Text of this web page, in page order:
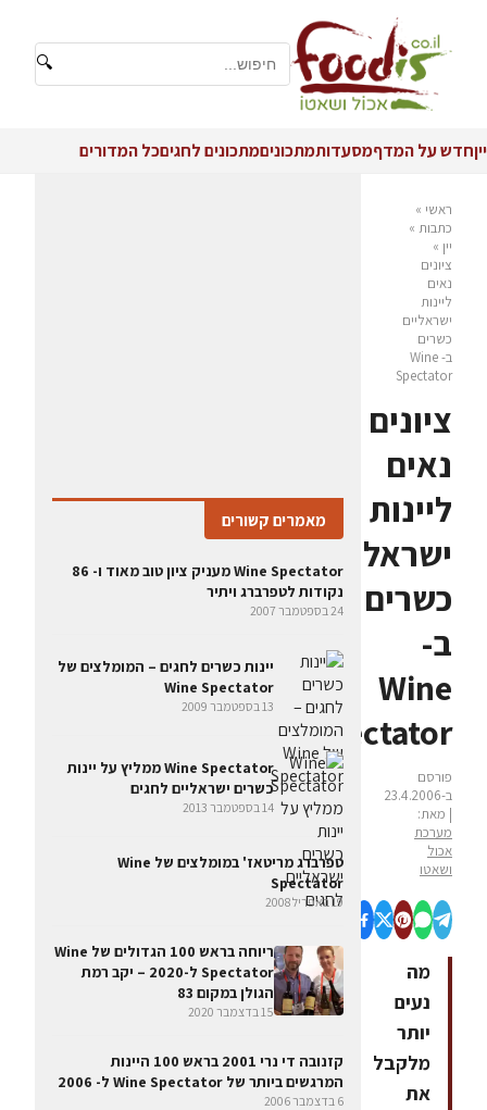
🔍
ייןחדש על המדףמסעדותמתכוניםמתכונים לחגיםכל המדורים
ראשי »
כתבות »
יין »
ציונים
נאים
ליינות
ישראליים
כשרים
ב- Wine
Spectator
ציונים
נאים
ליינות
ישראליים
כשרים
ב-
Wine
Spectator
פורסם
ב-23.4.2006
| מאת:
מערכת
אכול
ושאטו
מה
נעים
יותר
מלקבל
את
מאמרים קשורים
Wine Spectator מעניק ציון טוב מאוד ו- 86
נקודות לטפרברג ויתיר
24 בספטמבר 2007
יינות כשרים לחגים – המומלצים של
Wine Spectator
13 בספטמבר 2009
Wine Spectator ממליץ על יינות
כשרים ישראליים לחגים
14 בספטמבר 2013
טפרברג מריטאז' במומלצים של Wine
Spectator
19 באפריל 2008
ריוחה בראש 100 הגדולים של Wine
Spectator ל-2020 – יקב רמת
הגולן במקום 83
15 בדצמבר 2020
קזנובה די נרי 2001 בראש 100 היינות
המרגשים ביותר של Wine Spectator ל- 2006
6 בדצמבר 2006